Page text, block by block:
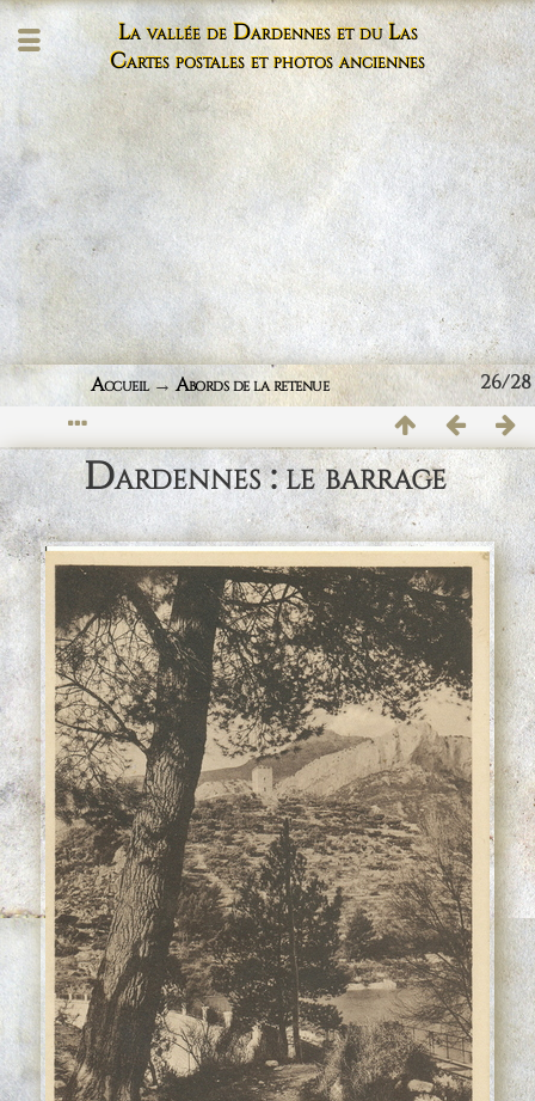
La vallée de Dardennes et du Las
Cartes postales et photos anciennes
26/28
Accueil→Abords de la retenue
Dardennes : le barrage